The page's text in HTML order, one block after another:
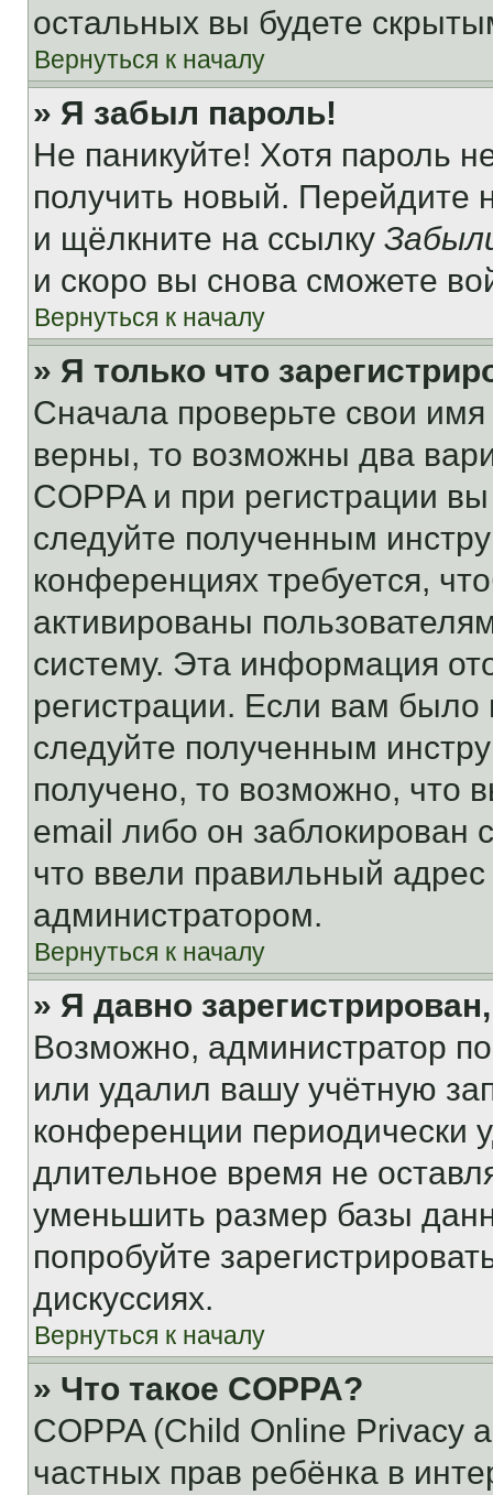
остальных вы будете
Вернуться к началу
» Я забыл пароль!
Не паникуйте! Хотя пароль
получить новый. Перейдите
и щёлкните на ссылку
и скоро вы снова сможете
Вернуться к началу
» Я только что
Сначала проверьте свои
верны, то возможны два
COPPA и при регистрации
следуйте полученным
конференциях требуется,
активированы
систему. Эта информация
регистрации. Если вам
следуйте полученным
получено, то возможно, что
email либо он
что ввели правильный адрес
администратором.
Вернуться к началу
» Я давно
Возможно, администратор
или удалил вашу учётную
конференции периодически
длительное время не
уменьшить размер базы
попробуйте
дискуссиях.
Вернуться к началу
» Что такое COPPA?
COPPA (Child Online Privacy
частных прав ребёнка в